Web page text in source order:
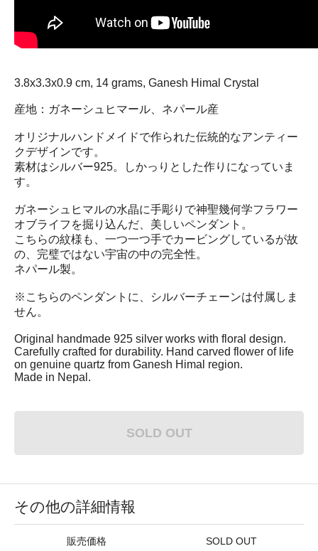
3.8x3.3x0.9 cm, 14 grams, Ganesh Himal Crystal
産地：ガネーシュヒマール、ネパール産
オリジナルハンドメイドで作られた伝統的なアンティー
クデザインです。
素材はシルバー925。しかっりとした作りになっていま
す。
ガネーシュヒマルの水晶に手彫りで神聖幾何学フラワー
オブライフを掘り込んだ、美しいペンダント。
こちらの紋様も、一つ一つ手でカービングしているが故
の、完璧ではない宇宙の中の完全性。
ネパール製。
※こちらのペンダントに、シルバーチェーンは付属しま
せん。
Original handmade 925 silver works with floral design.
Carefully crafted for durability. Hand carved flower of life
on genuine quartz from Ganesh Himal region.
Made in Nepal.
SOLD OUT
その他の詳細情報
販売価格 SOLD OUT